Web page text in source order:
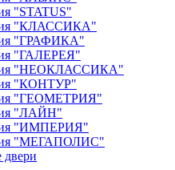
"STATUS"
"КЛАССИКА"
"ГРАФИКА"
"ГАЛЕРЕЯ"
"НЕОКЛАССИКА"
"КОНТУР"
"ГЕОМЕТРИЯ"
"ЛАЙН"
"ИМПЕРИЯ"
"МЕГАПОЛИС"